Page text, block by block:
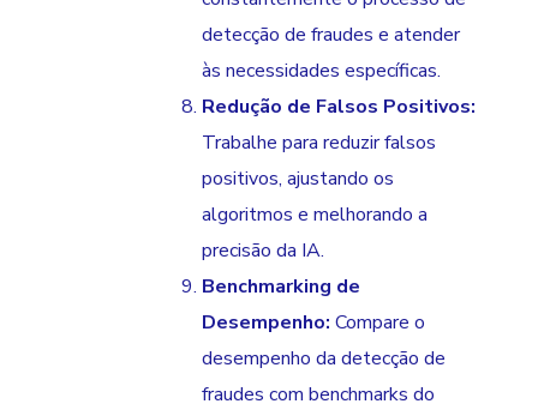
detecção de fraudes e atender
às necessidades específicas.
Redução de Falsos Positivos:
Trabalhe para reduzir falsos
positivos, ajustando os
algoritmos e melhorando a
precisão da IA.
Benchmarking de
Desempenho: Compare o
desempenho da detecção de
fraudes com benchmarks do